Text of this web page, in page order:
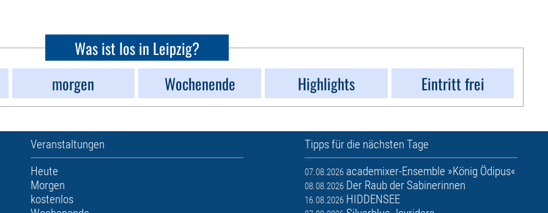
Was ist los in Leipzig?
morgen Wochenende Highlights Eintritt frei
Veranstaltungen
Heute
Morgen
kostenlos
Tipps für die nächsten Tage
07.08.2026 academixer-Ensemble »König Ödipus«
08.08.2026 Der Raub der Sabinerinnen
16.08.2026 HIDDENSEE